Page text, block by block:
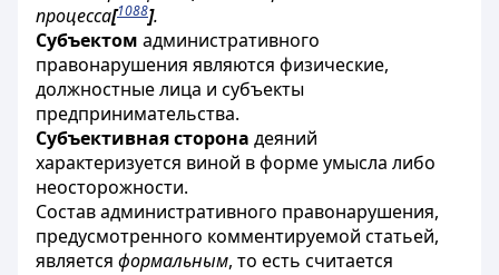
процесса[1088].
Субъектом административного
правонарушения являются физические,
должностные лица и субъекты
предпринимательства.
Субъективная сторона деяний
характеризуется виной в форме умысла либо
неосторожности.
Состав административного правонарушения,
предусмотренного комментируемой статьей,
является формальным, то есть считается